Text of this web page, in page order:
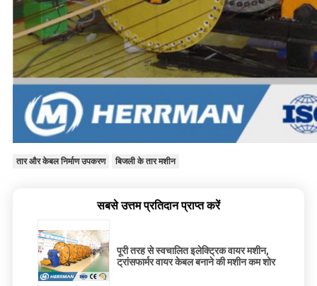
तार और केबल निर्माण उपकरण बिजली के तार मशीन
सबसे उत्तम प्रतिदान प्राप्त करें
पूरी तरह से स्वचालित इलेक्ट्रिक वायर मशीन,
ट्रांसफार्मर वायर केबल बनाने की मशीन कम शोर